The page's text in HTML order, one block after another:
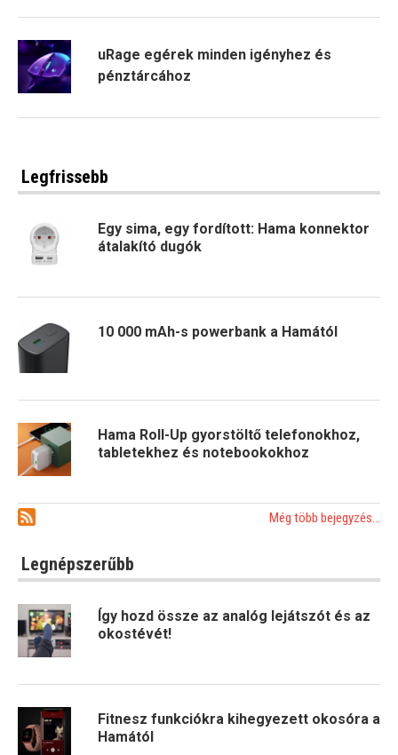
uRage egérek minden igényhez és
pénztárcához
Legfrissebb
Egy sima, egy fordított: Hama konnektor
átalakító dugók
10 000 mAh-s powerbank a Hamától
Hama Roll-Up gyorstöltő telefonokhoz,
tabletekhez és notebookokhoz
Még több bejegyzés...
Legnépszerűbb
Így hozd össze az analóg lejátszót és az
okostévét!
Fitnesz funkciókra kihegyezett okosóra a
Hamától